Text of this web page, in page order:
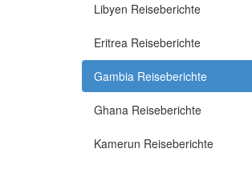
Libyen Reiseberichte
Eritrea Reiseberichte
Gambia Reiseberichte
Ghana Reiseberichte
Kamerun Reiseberichte